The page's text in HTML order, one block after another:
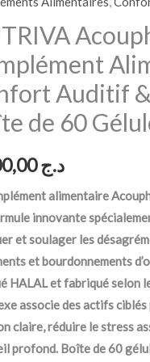
Auditif
de 60
د.ج3.200,00
alimentaire
innovante
et soulager les
et bourdonnements
HALAL et fabriqué selon
associe des actifs
claire, réduire le stress
profond. Boîte de 60